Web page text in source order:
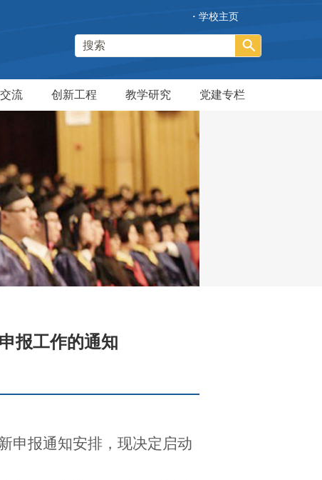
· 学校主页
流 创新工程 教学研究 党建专栏
报工作的通知
申报通知安排，现决定启动